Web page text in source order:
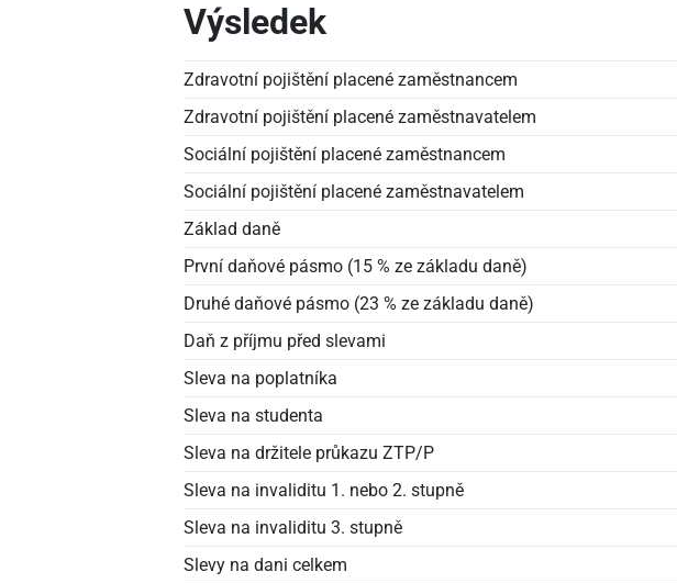
Výsledek
Zdravotní pojištění placené zaměstnancem
Zdravotní pojištění placené zaměstnavatelem
Sociální pojištění placené zaměstnancem
Sociální pojištění placené zaměstnavatelem
Základ daně
První daňové pásmo (15 % ze základu daně)
Druhé daňové pásmo (23 % ze základu daně)
Daň z příjmu před slevami
Sleva na poplatníka
Sleva na studenta
Sleva na držitele průkazu ZTP/P
Sleva na invaliditu 1. nebo 2. stupně
Sleva na invaliditu 3. stupně
Slevy na dani celkem